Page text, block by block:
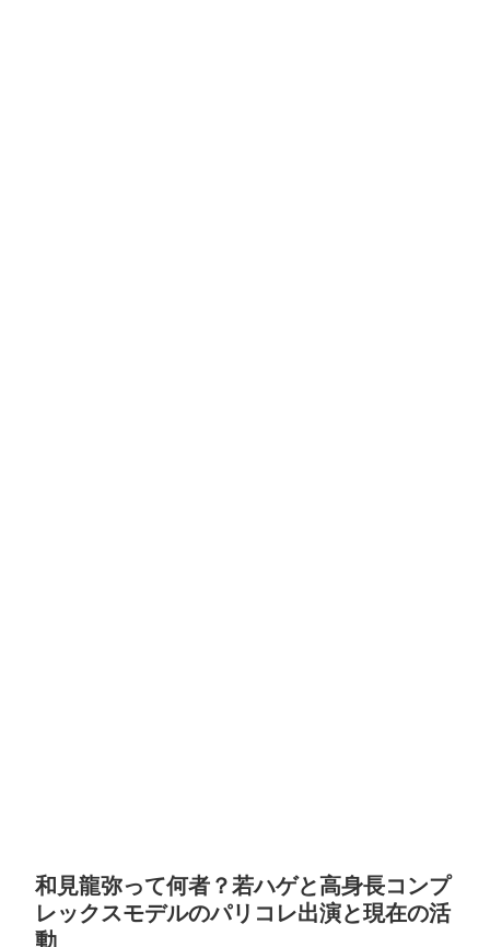
和見龍弥って何者？若ハゲと高身長コンプ
レックスモデルのパリコレ出演と現在の活
動